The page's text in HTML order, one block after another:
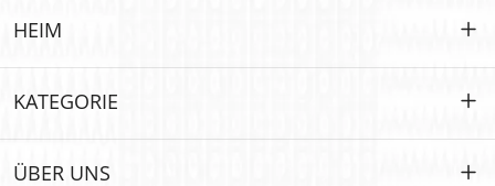
HEIM
HEIM
PRODUKTE
KATEGORIE
Maßgeschneidert
ÜBER UNS